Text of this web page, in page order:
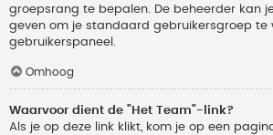
groepsrang te bepalen. De beheerder kan
geven om je standaard gebruikersgroep te
gebruikerspaneel.
Omhoog
Waarvoor dient de "Het Team"-link?
Als je op deze link klikt, kom je op een